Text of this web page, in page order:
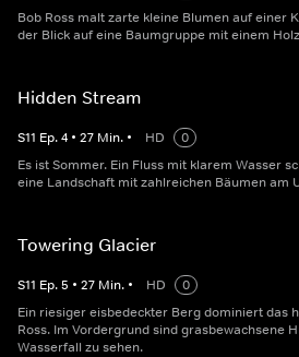
Bob Ross malt zarte kleine Blumen auf einer
der Blick auf eine Baumgruppe mit einem
Hidden Stream
S11 Ep.4 • 27 Min. • HD
0
Es ist Sommer. Ein Fluss mit klarem Wasser
eine Landschaft mit zahlreichen Bäumen am
Towering Glacier
S11 Ep.5 • 27 Min. • HD
0
Ein riesiger eisbedeckter Berg dominiert das
Ross. Im Vordergrund sind grasbewachsene
Wasserfall zu sehen.